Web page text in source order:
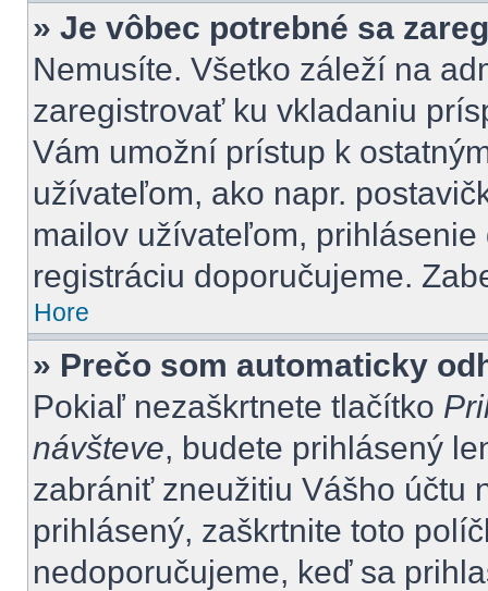
» Je vôbec potrebné sa
Nemusíte. Všetko záleží na
zaregistrovať ku vkladaniu
Vám umožní prístup k
užívateľom, ako napr.
mailov užívateľom,
registráciu doporučujeme.
Hore
» Prečo som automaticky
Pokiaľ nezaškrtnete tlačítko
návšteve, budete prihlásený
zabrániť zneužitiu Vášho účtu
prihlásený, zaškrtnite toto
nedoporučujeme, keď sa